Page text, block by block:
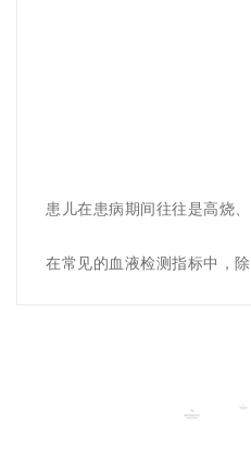
患儿在患病期间往往是高烧
在常见的血液检测指标中，